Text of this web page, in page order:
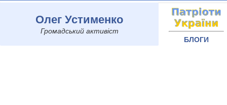
Олег Устименко
Громадський активіст
БЛОГИ